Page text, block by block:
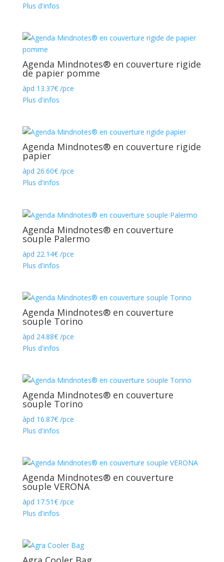
Plus d'infos
Agenda Mindnotes® en couverture rigide
de papier pomme
àpd 13.37€/pce
Plus d'infos
Agenda Mindnotes® en couverture rigide
papier
àpd 26.60€/pce
Plus d'infos
Agenda Mindnotes® en couverture
souple Palermo
àpd 22.14€/pce
Plus d'infos
Agenda Mindnotes® en couverture
souple Torino
àpd 24.88€/pce
Plus d'infos
Agenda Mindnotes® en couverture
souple Torino
àpd 16.87€/pce
Plus d'infos
Agenda Mindnotes® en couverture
souple VERONA
àpd 17.51€/pce
Plus d'infos